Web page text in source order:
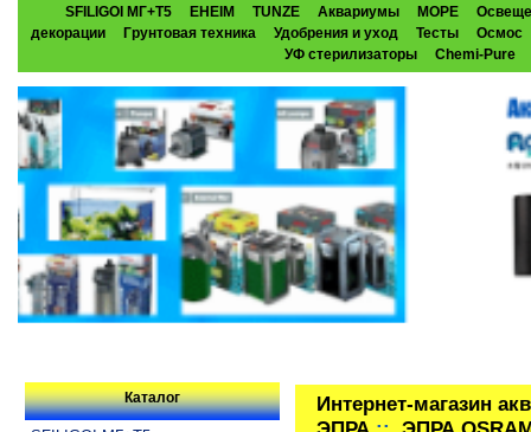
SFILIGOI МГ+Т5 EHEIM TUNZE Аквариумы МОРЕ
декорации
Грунтовая техника Удобрения и уход Тесты
Осмос
УФ стерилизаторы
Chemi-Pure
Каталог
Интернет-магазин